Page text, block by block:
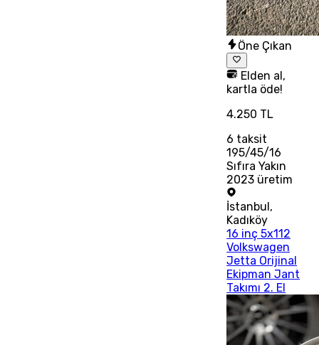
Öne Çıkan
Elden al,
kartla öde!
4.250 TL
6 taksit
195/45/16
Sıfıra Yakın
2023 üretim
İstanbul ,
Kadıköy
16 inç 5x112
Volkswagen
Jetta Orijinal
Ekipman Jant
Takımı 2. El